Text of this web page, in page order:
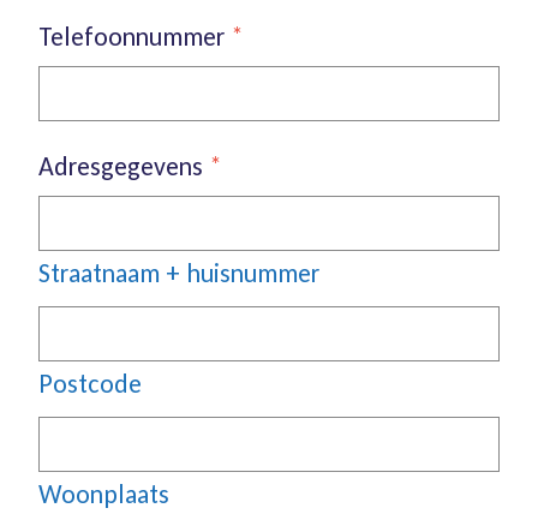
Telefoonnummer *
Adresgegevens *
Straatnaam + huisnummer
Postcode
Woonplaats